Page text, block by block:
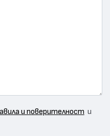
и поверителност и